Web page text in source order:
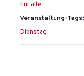
Für alle
Veranstaltung-Tags:
Dienstag